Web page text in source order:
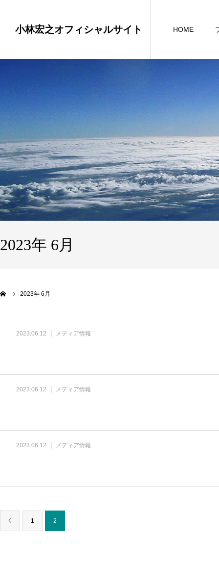
小林宏之オフィシャルサイト HOME
2023年 6月
2023年 6月
2023.06.12 メディア情報
2023.06.12 メディア情報
2023.06.12 メディア情報
1 2